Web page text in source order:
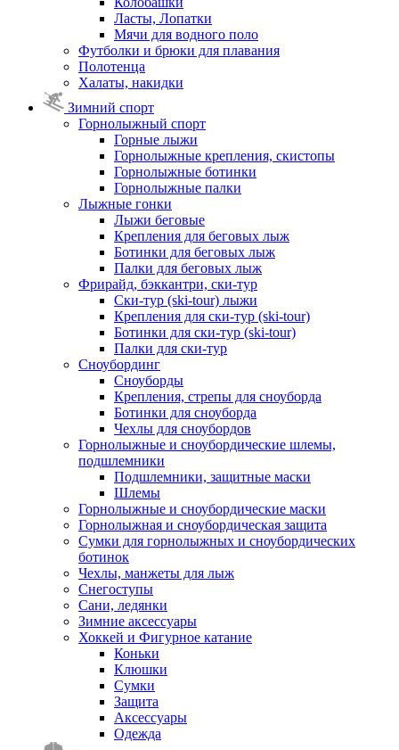
Ласты, Лопатки
Мячи для водного поло
Футболки и брюки для плавания
Полотенца
Халаты, накидки
Зимний спорт
Горнолыжный спорт
Горные лыжи
Горнолыжные крепления, скистопы
Горнолыжные ботинки
Горнолыжные палки
Лыжные гонки
Лыжи беговые
Крепления для беговых лыж
Ботинки для беговых лыж
Палки для беговых лыж
Фрирайд, бэккантри, ски-тур
Ски-тур (ski-tour) лыжи
Крепления для ски-тур (ski-tour)
Ботинки для ски-тур (ski-tour)
Палки для ски-тур
Сноубординг
Сноуборды
Крепления, стрепы для сноуборда
Ботинки для сноуборда
Чехлы для сноубордов
Горнолыжные и сноубордические шлемы,
подшлемники
Подшлемники, защитные маски
Шлемы
Горнолыжные и сноубордические маски
Горнолыжная и сноубордическая защита
Сумки для горнолыжных и сноубордических
ботинок
Чехлы, манжеты для лыж
Снегоступы
Сани, ледянки
Зимние аксессуары
Хоккей и Фигурное катание
Коньки
Клюшки
Сумки
Защита
Аксессуары
Одежда